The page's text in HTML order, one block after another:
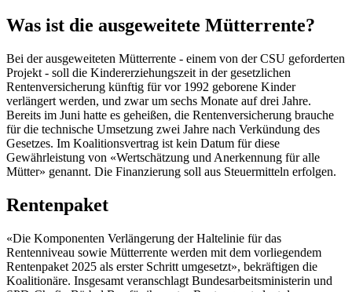
Was ist die ausgeweitete Mütterrente?
Bei der ausgeweiteten Mütterrente - einem von der CSU geforderten
Projekt - soll die Kindererziehungszeit in der gesetzlichen
Rentenversicherung künftig für vor 1992 geborene Kinder
verlängert werden, und zwar um sechs Monate auf drei Jahre.
Bereits im Juni hatte es geheißen, die Rentenversicherung brauche
für die technische Umsetzung zwei Jahre nach Verkündung des
Gesetzes. Im Koalitionsvertrag ist kein Datum für diese
Gewährleistung von «Wertschätzung und Anerkennung für alle
Mütter» genannt. Die Finanzierung soll aus Steuermitteln erfolgen.
Rentenpaket
«Die Komponenten Verlängerung der Haltelinie für das
Rentenniveau sowie Mütterrente werden mit dem vorliegendem
Rentenpaket 2025 als erster Schritt umgesetzt», bekräftigen die
Koalitionäre. Insgesamt veranschlagt Bundesarbeitsministerin und